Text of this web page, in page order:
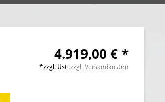
4.919,00 € *
*zzgl. Ust.zzgl. Versandkosten